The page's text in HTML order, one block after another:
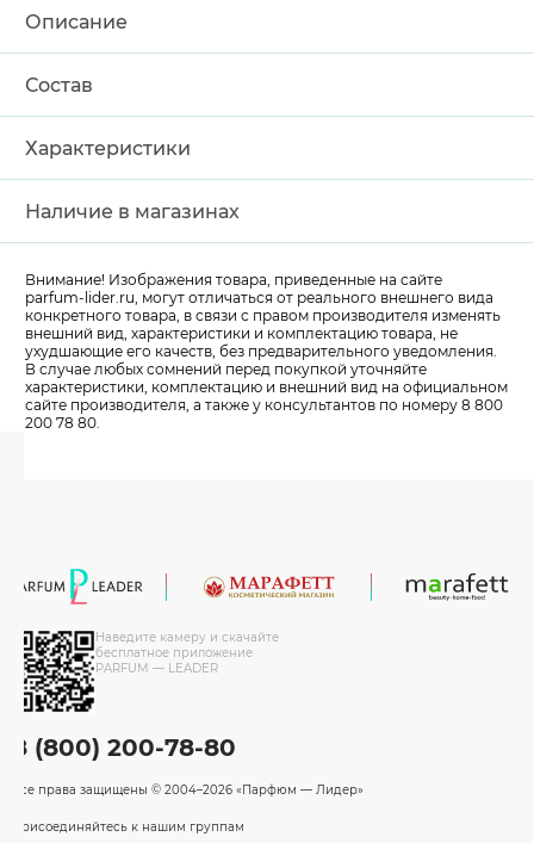
Описание
Состав
Характеристики
Наличие в магазинах
Внимание! Изображения товара, приведенные на сайте
parfum-lider.ru, могут отличаться от реального внешнего вида
конкретного товара, в связи с правом производителя изменять
внешний вид, характеристики и комплектацию товара, не
ухудшающие его качеств, без предварительного уведомления.
В случае любых сомнений перед покупкой уточняйте
характеристики, комплектацию и внешний вид на официальном
сайте производителя, а также у консультантов по номеру 8 800
200 78 80.
Наведите камеру и скачайте
бесплатное приложение
PARFUM — LEADER
8 (800) 200-78-80
Все права защищены © 2004–2026 «Парфюм — Лидер»
Присоединяйтесь к нашим группам